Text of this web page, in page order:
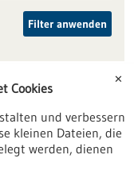
Filter anwenden
✕
Cookies
und verbessern
kleinen Dateien, die
werden, dienen